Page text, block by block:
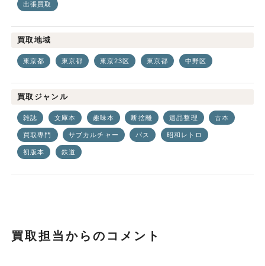
出張買取
買取地域
東京都 東京都 東京23区 東京都 中野区
買取ジャンル
雑誌 文庫本 趣味本 断捨離 遺品整理 古本
買取専門 サブカルチャー バス 昭和レトロ
初版本 鉄道
買取担当からのコメント